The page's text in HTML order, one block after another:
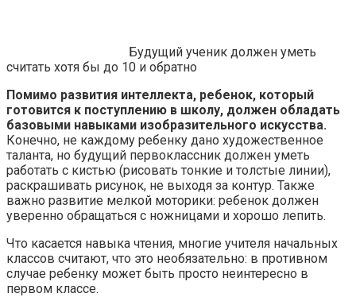
Будущий ученик должен уметь
считать хотя бы до 10 и обратно
Помимо развития интеллекта, ребенок, который
готовится к поступлению в школу, должен обладать
базовыми навыками изобразительного искусства.
Конечно, не каждому ребенку дано художественное
таланта, но будущий первоклассник должен уметь
работать с кистью (рисовать тонкие и толстые линии),
раскрашивать рисунок, не выходя за контур. Также
важно развитие мелкой моторики: ребенок должен
уверенно обращаться с ножницами и хорошо лепить.
Что касается навыка чтения, многие учителя начальных
классов считают, что это необязательно: в противном
случае ребенку может быть просто неинтересно в
первом классе.